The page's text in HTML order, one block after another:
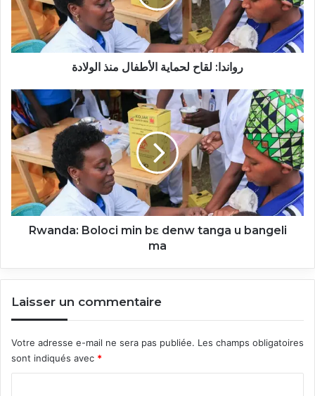
الولادة
رواندا: لقاح لحماية الأطفال منذ الولادة
Rwanda:
Boloci
min
bɛ
denw
tanga
bangeli
ma
Rwanda: Boloci min bɛ denw tanga u bangeli
ma
Laisser un commentaire
Votre adresse e-mail ne sera pas publiée. Les champs obligatoires
sont indiqués avec *